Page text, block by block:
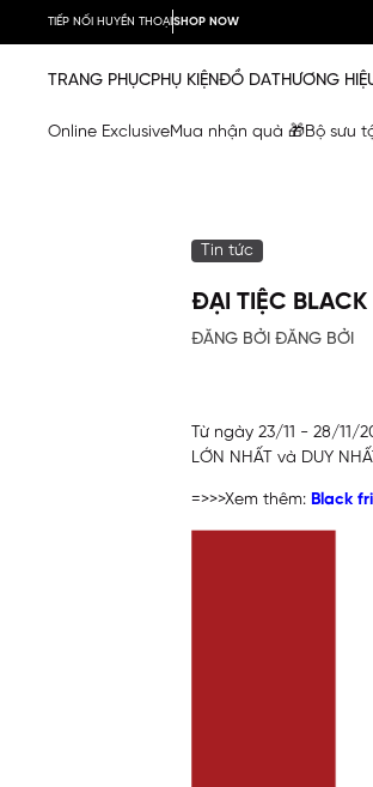
TIẾP NỐI HUYỀN THOẠISHOP NOW
TRANG PHỤCPHỤ KIỆNĐỒ DATHƯƠNG
Online ExclusiveMua nhận quà 🎁Bộ sưu
Tin tức
ĐẠI TIỆC BLACK
ĐĂNG BỞI ĐĂNG BỞI
Từ ngày 23/11 - 28/11/
LỚN NHẤT và DUY
=>>>Xem thêm: Black